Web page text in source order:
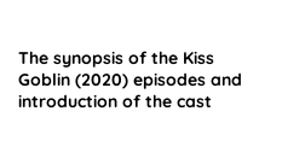
The synopsis of the Kiss
Goblin (2020) episodes and
introduction of the cast